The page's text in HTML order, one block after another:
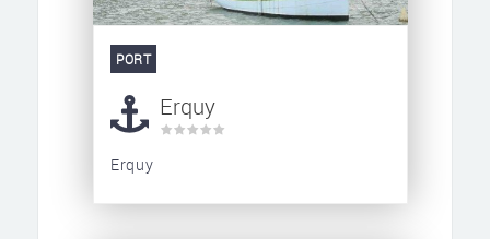
PORT
Erquy
Erquy